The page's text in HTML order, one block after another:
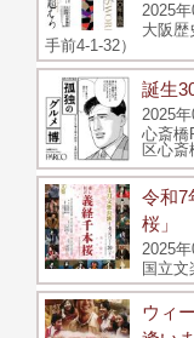
2025
大阪歴
手前4-1-32）
誕生
2025
心斎橋
区心斎
令和7
桜」
2025
国立文
ウィ